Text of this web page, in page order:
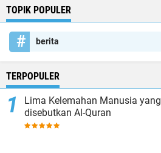
TOPIK POPULER
berita
TERPOPULER
Lima Kelemahan Manusia yang
disebutkan Al-Quran